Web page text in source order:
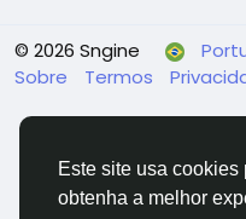
Este site usa
obtenha a melhor
© 2026 Sngine
Sobre
Termos